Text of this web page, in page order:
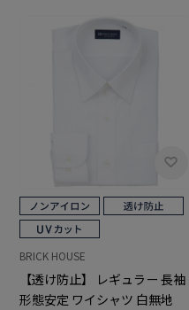
BRICK HOUSE
【透け防止】 レギュラー 長袖
形態安定 ワイシャツ 白無地